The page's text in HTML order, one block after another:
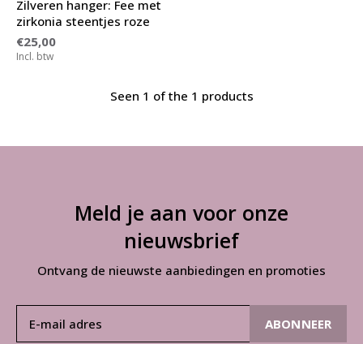
Zilveren hanger: Fee met
zirkonia steentjes roze
€25,00
Incl. btw
Seen 1 of the 1 products
Meld je aan voor onze
nieuwsbrief
Ontvang de nieuwste aanbiedingen en promoties
ABONNEER